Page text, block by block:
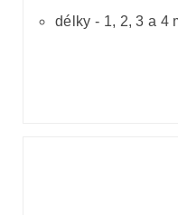
délky - 1, 2, 3 a 4